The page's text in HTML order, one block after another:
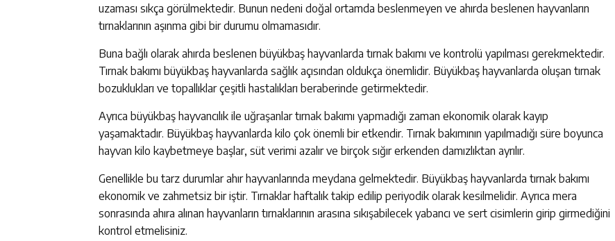
uzaması sıkça görülmektedir. Bunun nedeni doğal ortamda beslenmeyen ve ahırda beslenen hayvanların
tırnaklarının aşınma gibi bir durumu olmamasıdır.
Buna bağlı olarak ahırda beslenen büyükbaş hayvanlarda tırnak bakımı ve kontrolü yapılması gerekmektedir.
Tırnak bakımı büyükbaş hayvanlarda sağlık açısından oldukça önemlidir. Büyükbaş hayvanlarda oluşan tırnak
bozuklukları ve topallıklar çeşitli hastalıkları beraberinde getirmektedir.
Ayrıca büyükbaş hayvancılık ile uğraşanlar tırnak bakımı yapmadığı zaman ekonomik olarak kayıp
yaşamaktadır. Büyükbaş hayvanlarda kilo çok önemli bir etkendir. Tırnak bakımının yapılmadığı süre boyunca
hayvan kilo kaybetmeye başlar, süt verimi azalır ve birçok sığır erkenden damızlıktan ayrılır.
Genellikle bu tarz durumlar ahır hayvanlarında meydana gelmektedir. Büyükbaş hayvanlarda tırnak bakımı
ekonomik ve zahmetsiz bir iştir. Tırnaklar haftalık takip edilip periyodik olarak kesilmelidir. Ayrıca mera
sonrasında ahıra alınan hayvanların tırnaklarının arasına sıkışabilecek yabancı ve sert cisimlerin girip girmediğini
kontrol etmelisiniz.